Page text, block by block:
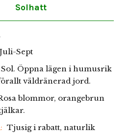
Solhatt
Juli-Sept
Sol. Öppna lägen i humusrik
väldränerad jord.
blommor, orangebrun
Tjusig i rabatt, naturlik